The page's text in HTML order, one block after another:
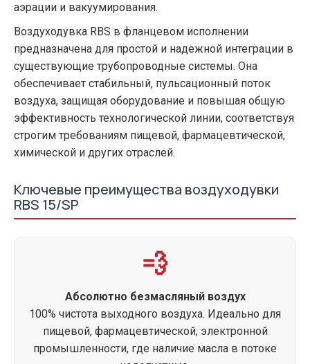
аэрации и вакуумирования.
Воздуходувка RBS в фланцевом исполнении
предназначена для простой и надежной интеграции в
существующие трубопроводные системы. Она
обеспечивает стабильный, пульсационный поток
воздуха, защищая оборудование и повышая общую
эффективность технологической линии, соответствуя
строгим требованиям пищевой, фармацевтической,
химической и других отраслей.
Ключевые преимущества воздуходувки
RBS 15/SP
💨
Абсолютно безмасляный воздух
100% чистота выходного воздуха. Идеально для
пищевой, фармацевтической, электронной
промышленности, где наличие масла в потоке